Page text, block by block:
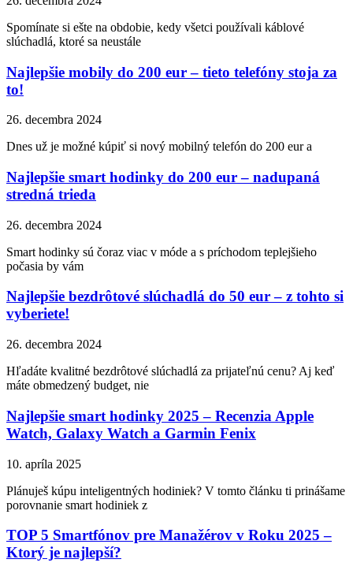
Spomínate si ešte na obdobie, kedy všetci používali káblové
slúchadlá, ktoré sa neustále
Najlepšie mobily do 200 eur – tieto telefóny stoja za
to!
26. decembra 2024
Dnes už je možné kúpiť si nový mobilný telefón do 200 eur a
Najlepšie smart hodinky do 200 eur – nadupaná
stredná trieda
26. decembra 2024
Smart hodinky sú čoraz viac v móde a s príchodom teplejšieho
počasia by vám
Najlepšie bezdrôtové slúchadlá do 50 eur – z tohto si
vyberiete!
26. decembra 2024
Hľadáte kvalitné bezdrôtové slúchadlá za prijateľnú cenu? Aj keď
máte obmedzený budget, nie
Najlepšie smart hodinky 2025 – Recenzia Apple
Watch, Galaxy Watch a Garmin Fenix
10. apríla 2025
Plánuješ kúpu inteligentných hodiniek? V tomto článku ti prinášame
porovnanie smart hodiniek z
TOP 5 Smartfónov pre Manažérov v Roku 2025 –
Ktorý je najlepší?